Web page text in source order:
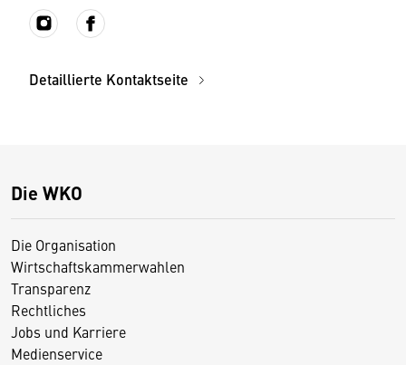
Detaillierte Kontaktseite
Die WKO
Die Organisation
Wirtschaftskammerwahlen
Transparenz
Rechtliches
Jobs und Karriere
Medienservice